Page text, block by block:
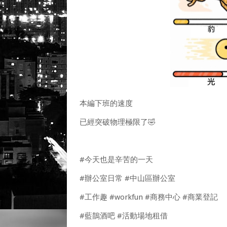
本編下班的速度
已經突破物理極限了🤣
#今天也是辛苦的一天
#辦公室日常 #中山區辦公室
#工作趣 #workfun #商務中心 #商業登記
#藍鵲酒吧 #活動場地租借